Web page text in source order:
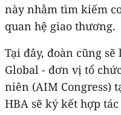
này nhằm tìm kiếm
quan hệ giao thương.
Tại đây, đoàn cũng
Global - đơn vị tổ
niên (AIM Congress)
HBA sẽ ký kết hợp